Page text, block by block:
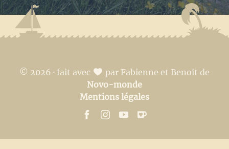
Trois jours dans le nord de l'Italie en pleine coeur du
soleil,...
© 2026 · fait avec
par Fabienne et Benoit de
Novo-monde
Mentions légales